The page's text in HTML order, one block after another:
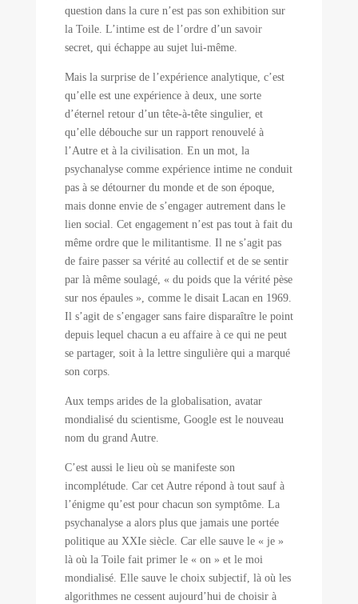
question dans la cure n’est pas son exhibition sur
la Toile. L’intime est de l’ordre d’un savoir
secret, qui échappe au sujet lui-même.
Mais la surprise de l’expérience analytique, c’est
qu’elle est une expérience à deux, une sorte
d’éternel retour d’un tête-à-tête singulier, et
qu’elle débouche sur un rapport renouvelé à
l’Autre et à la civilisation. En un mot, la
psychanalyse comme expérience intime ne conduit
pas à se détourner du monde et de son époque,
mais donne envie de s’engager autrement dans le
lien social. Cet engagement n’est pas tout à fait du
même ordre que le militantisme. Il ne s’agit pas
de faire passer sa vérité au collectif et de se sentir
par là même soulagé, « du poids que la vérité pèse
sur nos épaules », comme le disait Lacan en 1969.
Il s’agit de s’engager sans faire disparaître le point
depuis lequel chacun a eu affaire à ce qui ne peut
se partager, soit à la lettre singulière qui a marqué
son corps.
Aux temps arides de la globalisation, avatar
mondialisé du scientisme, Google est le nouveau
nom du grand Autre.
C’est aussi le lieu où se manifeste son
incomplétude. Car cet Autre répond à tout sauf à
l’énigme qu’est pour chacun son symptôme. La
psychanalyse a alors plus que jamais une portée
politique au XXIe siècle. Car elle sauve le « je »
là où la Toile fait primer le « on » et le moi
mondialisé. Elle sauve le choix subjectif, là où les
algorithmes ne cessent aujourd’hui de choisir à